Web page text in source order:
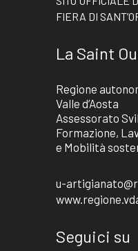
FIERA DI
La Saint
Regione
Valle d’Aosta
Assessorato
Formazione,
e Mobilità
u-
Seguici su